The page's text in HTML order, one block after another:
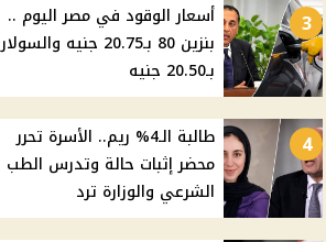
3
أسعار الوقود في مصر اليوم ..
بنزين 80 بـ20.75 جنيه والسولار
بـ20.50 جنيه
4
طالبة الـ4% ريم.. الأسرة تحرر
محضر إثبات حالة وتدرس الطب
الشرعي والوزارة ترد